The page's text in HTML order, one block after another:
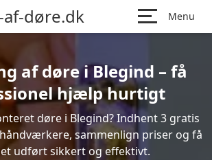
døre.dk Menu
af døre i Blegind – få
hjælp hurtigt
døre i Blegind? Indhent 3 gratis
sammenlign priser og få
udført sikkert og effektivt.